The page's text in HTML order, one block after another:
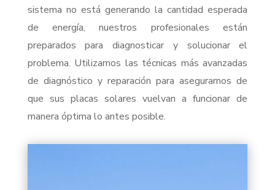
sistema no está generando la cantidad esperada
de energía, nuestros profesionales están
preparados para diagnosticar y solucionar el
problema. Utilizamos las técnicas más avanzadas
de diagnóstico y reparación para asegurarnos de
que sus placas solares vuelvan a funcionar de
manera óptima lo antes posible.